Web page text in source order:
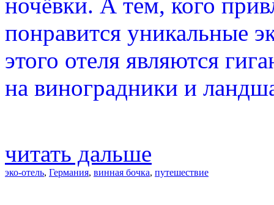
понравится уникальные
этого отеля являются
на виноградники и
читать дальше
эко-отель, Германия, винная бочка, путешествие